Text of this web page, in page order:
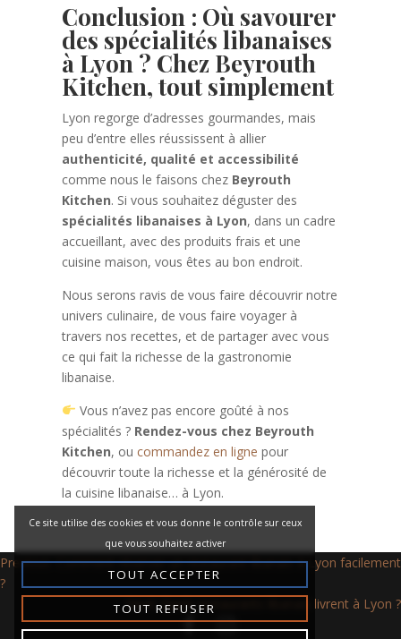
Conclusion : Où savourer
des spécialités libanaises
à Lyon ? Chez Beyrouth
Kitchen, tout simplement
Lyon regorge d’adresses gourmandes, mais
peu d’entre elles réussissent à allier
authenticité, qualité et accessibilité
comme nous le faisons chez Beyrouth
Kitchen. Si vous souhaitez déguster des
spécialités libanaises à Lyon, dans un cadre
accueillant, avec des produits frais et une
cuisine maison, vous êtes au bon endroit.
Nous serons ravis de vous faire découvrir notre
univers culinaire, de vous faire voyager à
travers nos recettes, et de partager avec vous
ce qui fait la richesse de la gastronomie
libanaise.
Vous n’avez pas encore goûté à nos
spécialités ? Rendez-vous chez Beyrouth
Kitchen, ou commandez en ligne pour
découvrir toute la richesse et la générosité de
la cuisine libanaise… à Lyon.
Post
navigation
Previous: Comment réserver un restaurant libanais à Lyon facilement
?
Next: Quels restaurants libanais livrent à Lyon ?
Ce site utilise des cookies et vous donne le contrôle sur ceux
que vous souhaitez activer
TOUT ACCEPTER
TOUT REFUSER